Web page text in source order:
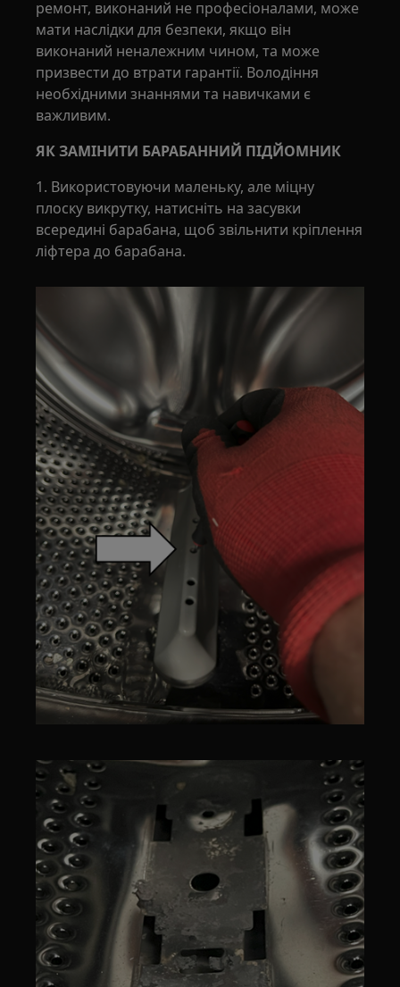
ремонт, виконаний не професіоналами, може
мати наслідки для безпеки, якщо він
виконаний неналежним чином, та може
призвести до втрати гарантії. Володіння
необхідними знаннями та навичками є
важливим.
ЯК ЗАМІНИТИ БАРАБАННИЙ ПІДЙОМНИК
1. Використовуючи маленьку, але міцну
плоску викрутку, натисніть на засувки
всередині барабана, щоб звільнити кріплення
ліфтера до барабана.